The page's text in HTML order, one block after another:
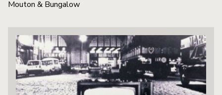
Mouton & Bungalow